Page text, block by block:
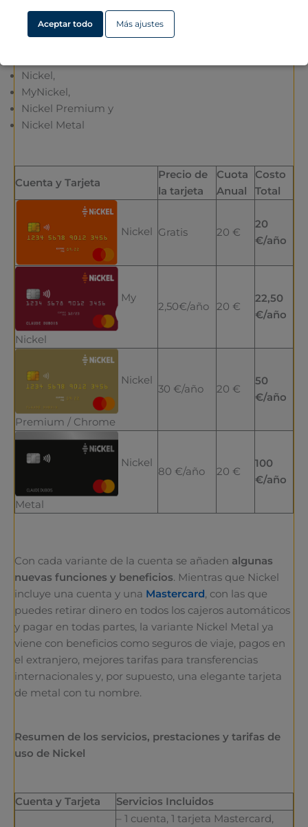
La cuenta de Nickel es fácil de entender:
tarjeta por 20,- euros al año. Pero hay mucho más.
Nickel,
MyNickel,
Nickel Premium y
Nickel Metal
Cuenta y Tarjeta
Precio de
la tarjeta
Cuota
Anual
Costo
Total
Nickel Gratis 20 €
20
€/año
My
Nickel
2,50€/año 20 €
22,50
€/año
Nickel
Premium / Chrome
30 €/año 20 €
50
€/año
Nickel
Metal
80 €/año 20 €
100
€/año
Con cada variante de la cuenta se añaden algunas
nuevas funciones y beneficios. Mientras que Nickel
incluye una cuenta y una Mastercard, con las que
puedes retirar dinero en todos los cajeros automáticos
y pagar en todas partes, la variante Nickel Metal ya
viene con beneficios como seguros de viaje, pagos en
el extranjero, mejores tarifas para transferencias
internacionales y, por supuesto, una elegante tarjeta
de metal con tu nombre.
Resumen de los servicios, prestaciones y tarifas de
uso de Nickel
Cuenta y Tarjeta Servicios Incluidos
– 1 cuenta, 1 tarjeta Mastercard,
Aceptar todo Más ajustes